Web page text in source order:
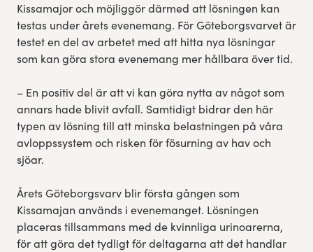
Kissamajor och möjliggör därmed att lösningen kan
testas under årets evenemang. För Göteborgsvarvet är
testet en del av arbetet med att hitta nya lösningar
som kan göra stora evenemang mer hållbara över tid.
– En positiv del är att vi kan göra nytta av något som
annars hade blivit avfall. Samtidigt bidrar den här
typen av lösning till att minska belastningen på våra
avloppssystem och risken för fösurning av hav och
sjöar.
Årets Göteborgsvarv blir första gången som
Kissamajan används i evenemanget. Lösningen
placeras tillsammans med de kvinnliga urinoarerna,
för att göra det tydligt för deltagarna att det handlar